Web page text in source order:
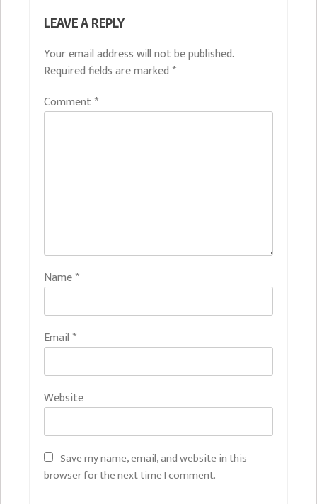
LEAVE A REPLY
Your email address will not be published.
Required fields are marked *
Comment*
Name*
Email *
Website
Save my name, email, and website in this
browser for the next time I comment.